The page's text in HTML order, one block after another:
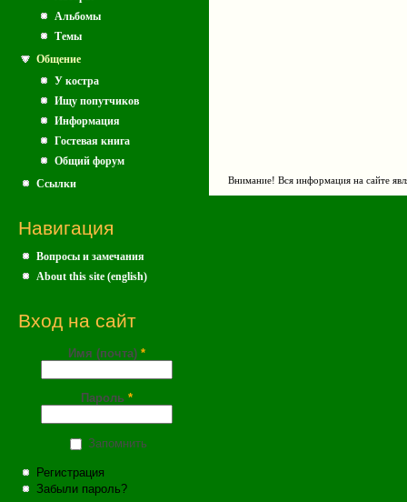
Альбомы
Темы
Общение
У костра
Ищу попутчиков
Информация
Гостевая книга
Общий форум
Ссылки
Навигация
Вопросы и замечания
About this site (english)
Вход на сайт
Имя (почта) *
Пароль *
Запомнить
Регистрация
Забыли пароль?
Внимание! Вся информация на сайте